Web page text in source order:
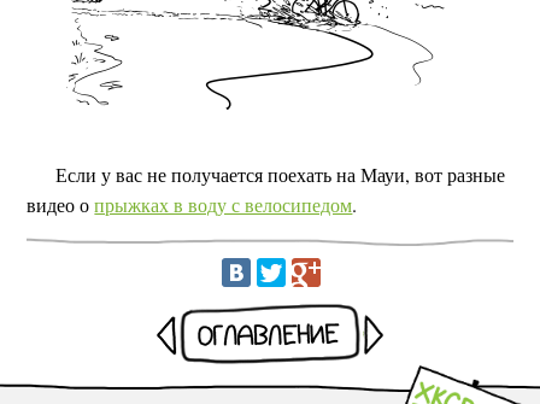
Если у вас не получается поехать на Мауи, вот разные
видео опрыжках в воду с велосипедом.
Позже